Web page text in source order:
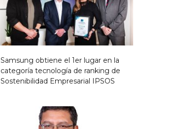
Samsung obtiene el 1er lugar en la
categoría tecnología de ranking de
Sostenibilidad Empresarial IPSOS